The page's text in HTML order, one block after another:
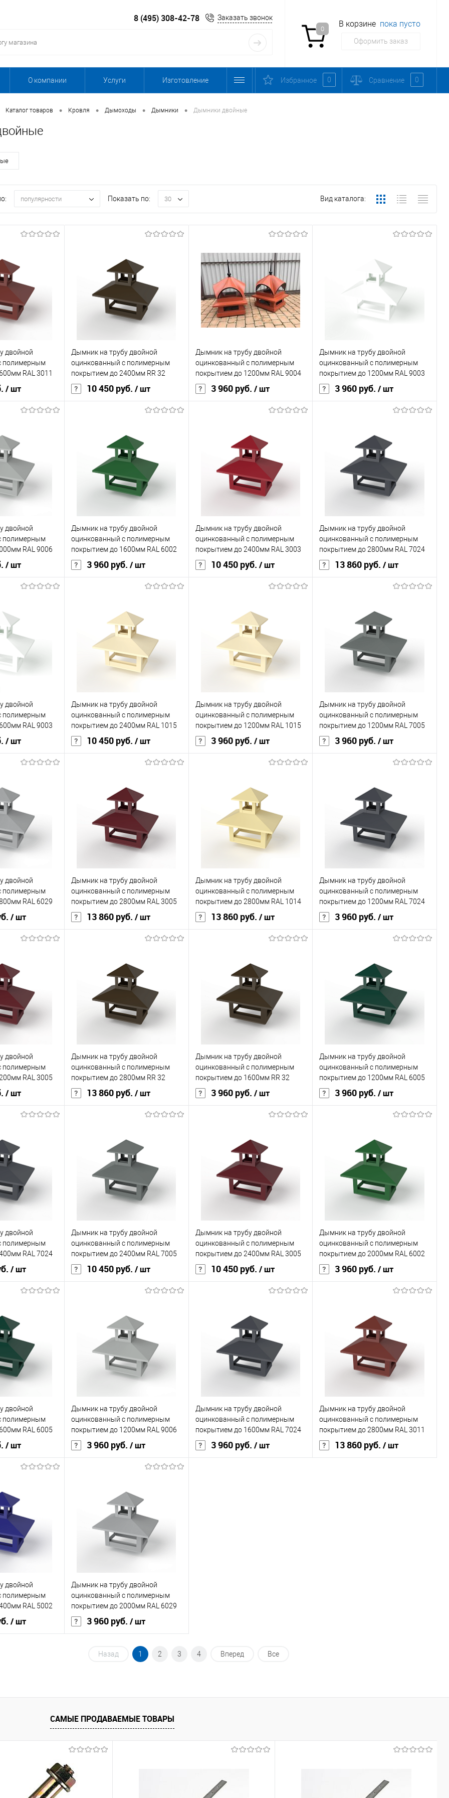
8 (495) 308-42-78 Заказать звонок
0
В корзине пока пусто
Оформить заказ
О компании Услуги Изготовление Избранное 0 Сравнение 0
Каталог товаров • Кровля • Дымоходы • Дымники • Дымники двойные
популярности Показать по: 30 Вид каталога:
двойной
полимерным
RAL 3011
/ шт
Сравнение
Под заказ
Дымник на трубу двойной
оцинкованный с полимерным
покрытием до 2400мм RR 32
10 450 руб. / шт
Купить в 1 клик
Сравнение
В избранное
Под заказ
Дымник на трубу двойной
оцинкованный с полимерным
покрытием до 1200мм RAL 9004
3 960 руб. / шт
Купить в 1 клик
Сравнение
В избранное
Под заказ
Дымник на трубу двойной
оцинкованный с полимерным
покрытием до 1200мм RAL 9003
3 960 руб./ шт
Купить в 1 клик
Сравнение
В избранное
Под заказ
двойной
полимерным
RAL 9006
/ шт
Сравнение
Под заказ
Дымник на трубу двойной
оцинкованный с полимерным
покрытием до 1600мм RAL 6002
3 960 руб. / шт
Купить в 1 клик
Сравнение
В избранное
Под заказ
Дымник на трубу двойной
оцинкованный с полимерным
покрытием до 2400мм RAL 3003
10 450 руб. / шт
Купить в 1 клик
Сравнение
В избранное
Под заказ
Дымник на трубу двойной
оцинкованный с полимерным
покрытием до 2800мм RAL 7024
13 860 руб./ шт
Купить в 1 клик
Сравнение
В избранное
Под заказ
двойной
полимерным
RAL 9003
/ шт
Сравнение
Под заказ
Дымник на трубу двойной
оцинкованный с полимерным
покрытием до 2400мм RAL 1015
10 450 руб. / шт
Купить в 1 клик
Сравнение
В избранное
Под заказ
Дымник на трубу двойной
оцинкованный с полимерным
покрытием до 1200мм RAL 1015
3 960 руб. / шт
Купить в 1 клик
Сравнение
В избранное
Под заказ
Дымник на трубу двойной
оцинкованный с полимерным
покрытием до 1200мм RAL 7005
3 960 руб./ шт
Купить в 1 клик
Сравнение
В избранное
Под заказ
двойной
полимерным
RAL 6029
/ шт
Сравнение
Под заказ
Дымник на трубу двойной
оцинкованный с полимерным
покрытием до 2800мм RAL 3005
13 860 руб. / шт
Купить в 1 клик
Сравнение
В избранное
Под заказ
Дымник на трубу двойной
оцинкованный с полимерным
покрытием до 2800мм RAL 1014
13 860 руб. / шт
Купить в 1 клик
Сравнение
В избранное
Под заказ
Дымник на трубу двойной
оцинкованный с полимерным
покрытием до 1200мм RAL 7024
3 960 руб./ шт
Купить в 1 клик
Сравнение
В избранное
Под заказ
двойной
полимерным
RAL 3005
/ шт
Сравнение
Под заказ
Дымник на трубу двойной
оцинкованный с полимерным
покрытием до 2800мм RR 32
13 860 руб. / шт
Купить в 1 клик
Сравнение
В избранное
Под заказ
Дымник на трубу двойной
оцинкованный с полимерным
покрытием до 1600мм RR 32
3 960 руб. / шт
Купить в 1 клик
Сравнение
В избранное
Под заказ
Дымник на трубу двойной
оцинкованный с полимерным
покрытием до 1200мм RAL 6005
3 960 руб./ шт
Купить в 1 клик
Сравнение
В избранное
Под заказ
двойной
полимерным
RAL 7024
/ шт
Сравнение
Под заказ
Дымник на трубу двойной
оцинкованный с полимерным
покрытием до 2400мм RAL 7005
10 450 руб. / шт
Купить в 1 клик
Сравнение
В избранное
Под заказ
Дымник на трубу двойной
оцинкованный с полимерным
покрытием до 2400мм RAL 3005
10 450 руб. / шт
Купить в 1 клик
Сравнение
В избранное
Под заказ
Дымник на трубу двойной
оцинкованный с полимерным
покрытием до 2000мм RAL 6002
3 960 руб./ шт
Купить в 1 клик
Сравнение
В избранное
Под заказ
двойной
полимерным
RAL 6005
/ шт
Сравнение
Под заказ
Дымник на трубу двойной
оцинкованный с полимерным
покрытием до 1200мм RAL 9006
3 960 руб. / шт
Купить в 1 клик
Сравнение
В избранное
Под заказ
Дымник на трубу двойной
оцинкованный с полимерным
покрытием до 1600мм RAL 7024
3 960 руб. / шт
Дымник на трубу двойной
оцинкованный с полимерным
покрытием до 2800мм RAL 3011
13 860 руб./ шт
двойной
полимерным
RAL 5002
/ шт
Дымник на трубу двойной
оцинкованный с полимерным
покрытием до 2000мм RAL 6029
3 960 руб. / шт
В корзину
Назад 1 2 3 4 Вперед Все
САМЫЕ ПРОДАВАЕМЫЕ ТОВАРЫ